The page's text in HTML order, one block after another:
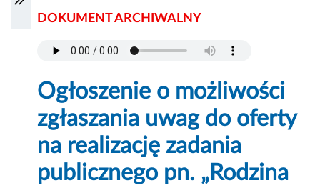
DOKUMENT ARCHIWALNY
Ogłoszenie o możliwości
zgłaszania uwag do oferty
na realizację zadania
publicznego pn. „Rodzina